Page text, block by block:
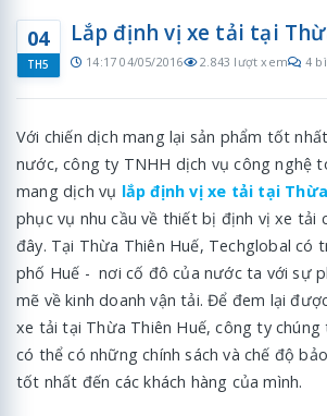
04
TH5
Lắp định vị xe tải tại
14:17 04/05/2016 2.843 lượt xem 4
Với chiến dịch mang lại sản phẩm tốt
nước, công ty TNHH dịch vụ công nghệ
mang dịch vụ lắp định vị xe tải tại
phục vụ nhu cầu về thiết bị định vị xe tải
đây. Tại Thừa Thiên Huế, Techglobal có
phố Huế - nơi cố đô của nước ta với sự
mẽ về kinh doanh vận tải. Để đem lại
xe tải tại Thừa Thiên Huế, công ty
có thể có những chính sách và chế độ
tốt nhất đến các khách hàng của mình.